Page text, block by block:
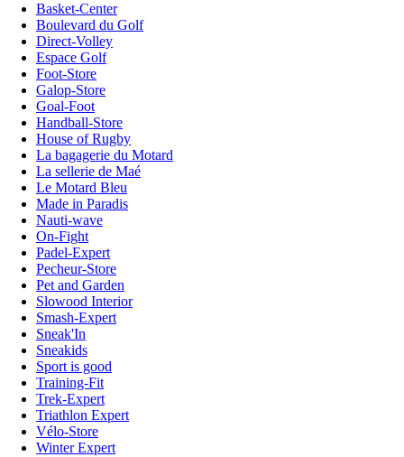
Basket-Center
Boulevard du Golf
Direct-Volley
Espace Golf
Foot-Store
Galop-Store
Goal-Foot
Handball-Store
House of Rugby
La bagagerie du Motard
La sellerie de Maé
Le Motard Bleu
Made in Paradis
Nauti-wave
On-Fight
Padel-Expert
Pecheur-Store
Pet and Garden
Slowood Interior
Smash-Expert
Sneak'In
Sneakids
Sport is good
Training-Fit
Trek-Expert
Triathlon Expert
Vélo-Store
Winter Expert